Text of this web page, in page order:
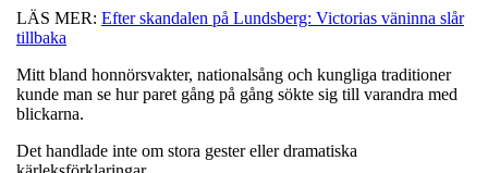
LÄS MER: Efter skandalen på Lundsberg: Victorias väninna slår
tillbaka
Mitt bland honnörsvakter, nationalsång och kungliga traditioner
kunde man se hur paret gång på gång sökte sig till varandra med
blickarna.
Det handlade inte om stora gester eller dramatiska